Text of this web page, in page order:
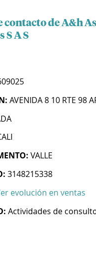
contacto de A&h
S A S
AVENIDA 8 10 RTE 98
VALLE
3148215338
evolución en ventas
Actividades de